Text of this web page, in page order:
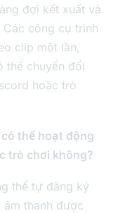
đợi kết xuất và
công cụ trình
clip một lần,
thể chuyển đổi
hoặc trò
thể hoạt động
trò chơi không?
thể tự đăng ký
thanh được